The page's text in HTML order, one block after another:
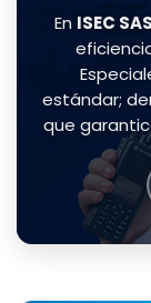
En ISEC SAS
estándar;
que